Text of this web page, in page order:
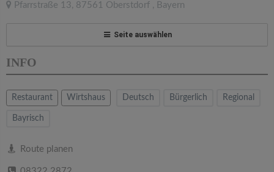
Pfarrstraße 13, 87561 Oberstdorf , Bayern
Seite auswählen
INFO
Restaurant Wirtshaus Deutsch Bürgerlich Regional
Bayrisch
Route planen
e
a
v